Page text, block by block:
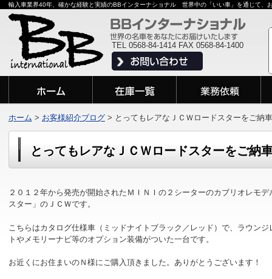
輸入車業界40年、確かな経験と実績のBBインターナショナル 世界中の「いい車」を通じて、
TEL 0568-84-1414 FAX 0568-84-1400
とってもレアなＪＣＷロードスターをご納
２０１２年から発売が開始されたＭＩＮＩの２シーターのカブリオレモデ
スター」のＪＣＷです。
こちらはカタログ仕様車（ミッドナイトブラック／レッド）で、ラウンジ
トやメモリーナビ等のオプション装備がついた一台です。
お近くにお住まいのＮ様にご購入頂きました。ありがとうございます！
ホーム > お客様紹介ブログ > とってもレアなＪＣＷロードスターをご納